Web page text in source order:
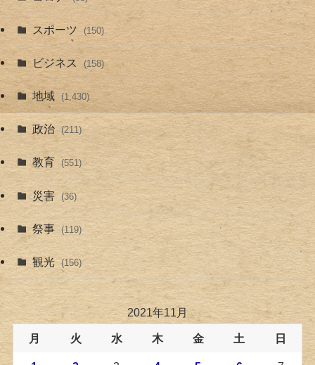
スポーツ (150)
ビジネス (158)
地域 (1,430)
政治 (211)
教育 (551)
災害 (36)
祭事 (119)
観光 (156)
2021年11月
月 火 水 木 金 土 日